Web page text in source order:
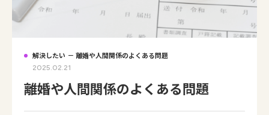
解決したい － 離婚や人間関係のよくある問題
2025.02.21
離婚や人間関係のよくある問題